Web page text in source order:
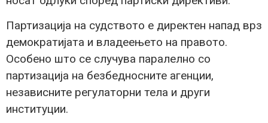
Партизација на судството е директен напад врз
демократијата и владеењето на правото.
Особено што се случува паралелно со
партизација на безбедносните агенции,
независните регулаторни тела и други
институции.